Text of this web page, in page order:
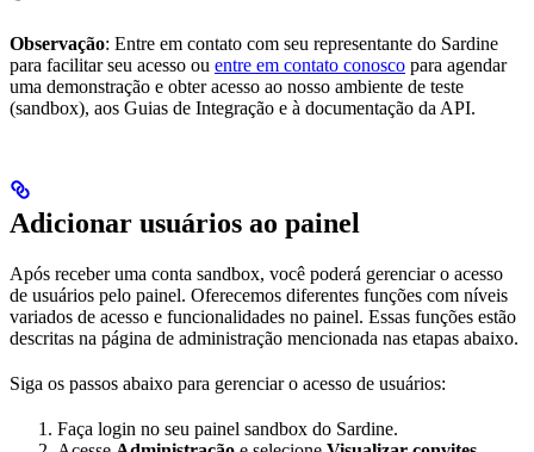
Observação: Entre em contato com seu representante do Sardine
para facilitar seu acesso ou entre em contato conosco para agendar
uma demonstração e obter acesso ao nosso ambiente de teste
(sandbox), aos Guias de Integração e à documentação da API.
Adicionar usuários ao painel
Após receber uma conta sandbox, você poderá gerenciar o acesso
de usuários pelo painel. Oferecemos diferentes funções com níveis
variados de acesso e funcionalidades no painel. Essas funções estão
descritas na página de administração mencionada nas etapas abaixo.
Siga os passos abaixo para gerenciar o acesso de usuários:
Faça login no seu painel sandbox do Sardine.